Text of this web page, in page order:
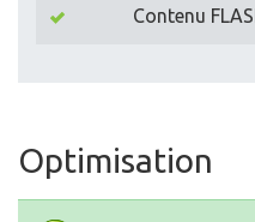
Contenu
Optimisation